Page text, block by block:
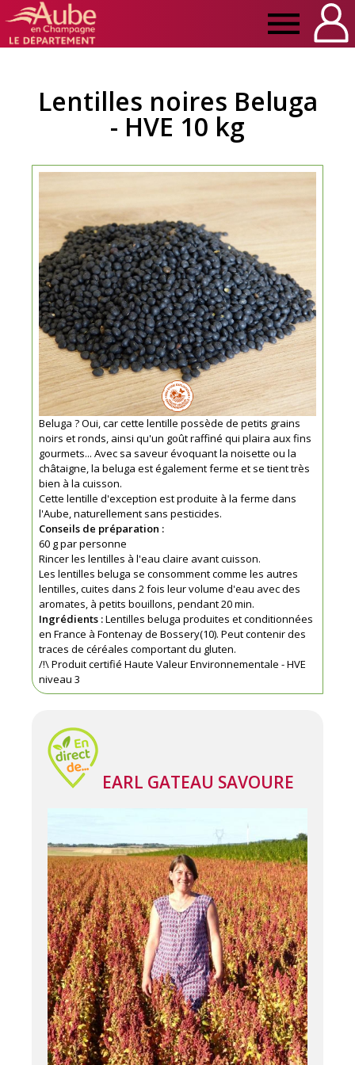
Aube
Lentilles noires Beluga
- HVE 10 kg
Beluga ? Oui, car cette lentille possède de petits grains
noirs et ronds, ainsi qu'un goût raffiné qui plaira aux fins
gourmets... Avec sa saveur évoquant la noisette ou la
châtaigne, la beluga est également ferme et se tient très
bien à la cuisson.
Cette lentille d'exception est produite à la ferme dans
l'Aube, naturellement sans pesticides.
Conseils de préparation :
60 g par personne
Rincer les lentilles à l'eau claire avant cuisson.
Les lentilles beluga se consomment comme les autres
lentilles, cuites dans 2 fois leur volume d'eau avec des
aromates, à petits bouillons, pendant 20 min.
Ingrédients :Lentilles beluga produites et conditionnées
en France à Fontenay de Bossery(10). Peut contenir des
traces de céréales comportant du gluten.
/!\ Produit certifié Haute Valeur Environnementale - HVE
niveau 3
EARL GATEAU SAVOURE